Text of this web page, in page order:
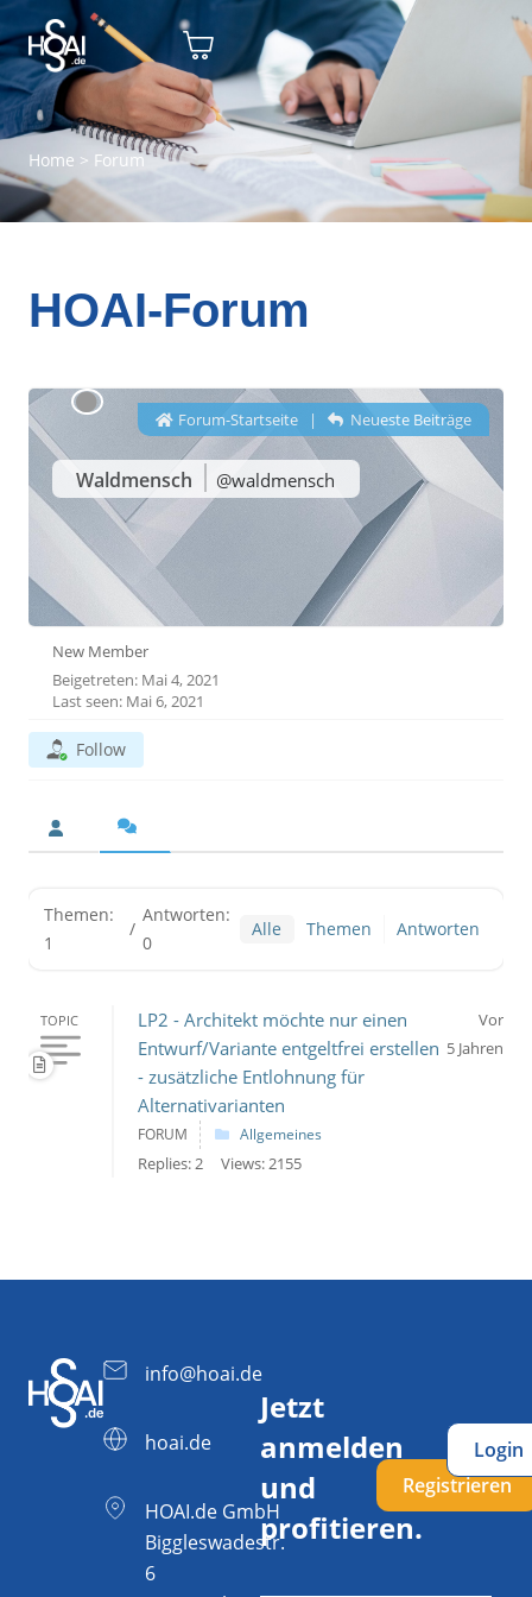
Home > Forum
HOAI-Forum
Waldmensch @waldmensch
Forum-Startseite| Neueste Beiträge
New Member
Beigetreten: Mai 4, 2021
Last seen: Mai 6, 2021
Follow
Themen:
1
/
Antworten:
0
Alle Themen Antworten
TOPIC
LP2 - Architekt möchte nur einen
Entwurf/Variante entgeltfrei erstellen
- zusätzliche Entlohnung für
Alternativarianten
Vor
5 Jahren
FORUM Allgemeines
Replies: 2 Views: 2155
info@hoai.de
hoai.de
HOAI.de GmbH
Biggleswadestr.
6
Jetzt
anmelden
und
profitieren.
Registrieren
Login